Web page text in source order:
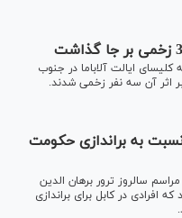
کلیسای ایالت آلاباما در جنوب
اثر آن سه نفر زخمی شدند.
به براندازی حکومت
سالروز ترور برهان الدین
در کابل برای براندازی